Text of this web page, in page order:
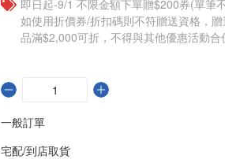
即日起-9/1 不限金額下單贈$200券(單筆
如使用折價券/折扣碼則不符贈送資格，
品滿$2,000可折，不得與其他優惠活動合
一般訂單
宅配/到店取貨